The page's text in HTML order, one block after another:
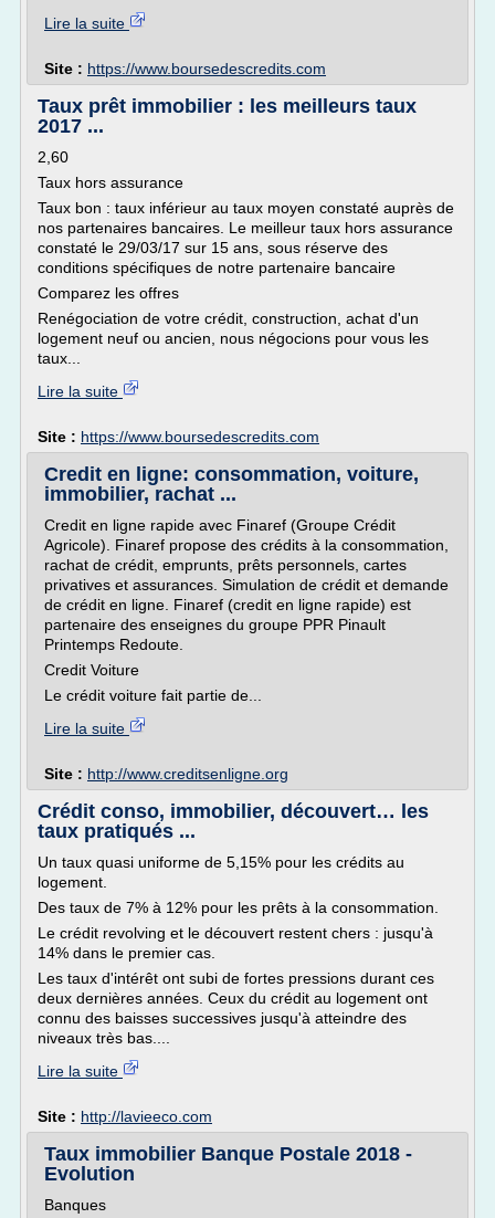
Lire la suite
Site : https://www.boursedescredits.com
Taux prêt immobilier : les meilleurs taux
2017 ...
2,60
Taux hors assurance
Taux bon : taux inférieur au taux moyen constaté auprès de
nos partenaires bancaires. Le meilleur taux hors assurance
constaté le 29/03/17 sur 15 ans, sous réserve des
conditions spécifiques de notre partenaire bancaire
Comparez les offres
Renégociation de votre crédit, construction, achat d'un
logement neuf ou ancien, nous négocions pour vous les
taux...
Lire la suite
Site : https://www.boursedescredits.com
Credit en ligne: consommation, voiture,
immobilier, rachat ...
Credit en ligne rapide avec Finaref (Groupe Crédit
Agricole). Finaref propose des crédits à la consommation,
rachat de crédit, emprunts, prêts personnels, cartes
privatives et assurances. Simulation de crédit et demande
de crédit en ligne. Finaref (credit en ligne rapide) est
partenaire des enseignes du groupe PPR Pinault
Printemps Redoute.
Credit Voiture
Le crédit voiture fait partie de...
Lire la suite
Site : http://www.creditsenligne.org
Crédit conso, immobilier, découvert… les
taux pratiqués ...
Un taux quasi uniforme de 5,15% pour les crédits au
logement.
Des taux de 7% à 12% pour les prêts à la consommation.
Le crédit revolving et le découvert restent chers : jusqu'à
14% dans le premier cas.
Les taux d'intérêt ont subi de fortes pressions durant ces
deux dernières années. Ceux du crédit au logement ont
connu des baisses successives jusqu'à atteindre des
niveaux très bas....
Lire la suite
Site : http://lavieeco.com
Taux immobilier Banque Postale 2018 -
Evolution
Banques